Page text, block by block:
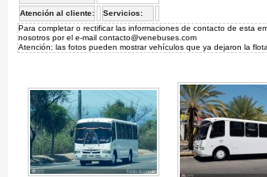
Atención al cliente:
Servicios:
Para completar o rectificar las informaciones de contacto de esta
nosotros por el e-mailcontacto@venebuses.com
Atención: las fotos pueden mostrar vehículos que ya dejaron la